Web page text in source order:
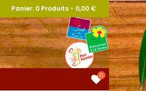
Panier: 0 Produits - 0,00 €
favorite0